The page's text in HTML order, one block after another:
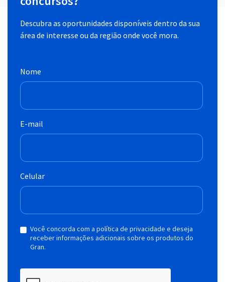
Descubra as oportunidades disponíveis dentro da sua
área de interesse ou da região onde você mora.
Nome
E-mail
Celular
Você concorda com a política de privacidade e deseja
receber informações adicionais sobre os produtos do
Gran.